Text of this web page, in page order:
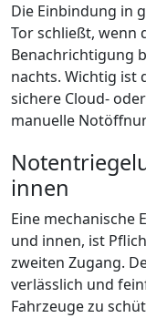
Die Einbindung in
Tor schließt, wenn
Benachrichtigung
nachts. Wichtig ist
sichere Cloud-
manuelle
innen
Eine mechanische
und innen, ist
zweiten Zugang.
verlässlich und
Fahrzeuge zu